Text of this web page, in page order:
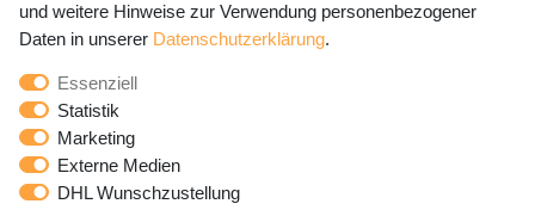
E-MAIL **
Newsletter
Honig
Hiermit bestätige ich, dass ich die
gelesen habe. Meine Einwilligung kann ich jederzeit
widerrufen.**
und weitere Hinweise zur Verwendung personenbezogener
Daten in unserer Daten­schutz­erklärung.
Essenziell
Statistik
Marketing
Externe Medien
DHL Wunschzustellung